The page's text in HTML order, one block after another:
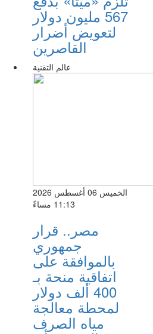
567 مليون دولار
لتعويض أضرار
القاصرين
عالم التقنية
الخميس 06 أغسطس 2026
11:13 مساءً
مصر.. قرار
جمهوري
بالموافقة على
اتفاقية منحة بـ
400 ألف دولار
لمحطة معالجة
مياه الصرف